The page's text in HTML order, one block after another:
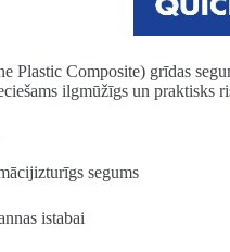
Plastic Composite) grīdas
ilgmūžīgs un praktisks
segums
istabai